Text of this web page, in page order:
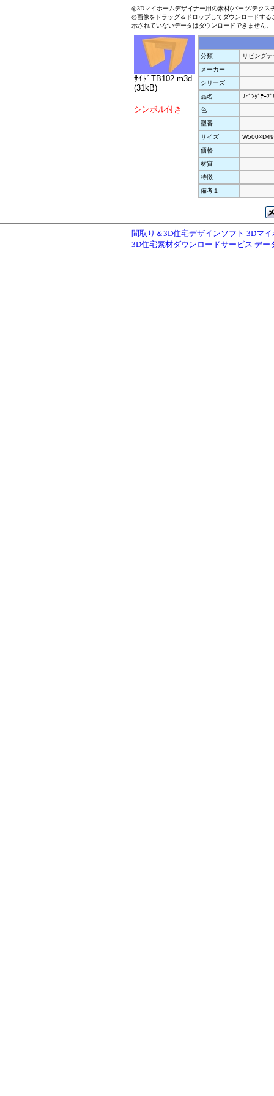
◎3Dマイホームデザイナー用の素材(パーツ/テクス
◎画像をドラッグ＆ドロップしてダウンロードす
示されていないデータはダウンロードできません。
ｻｲﾄﾞTB102.m3d
(31kB)
シンボル付き
分類
リビング
メーカー
シリーズ
品名
ﾘﾋﾞﾝｸﾞﾃｰﾌﾞ
色
型番
サイズ
価格
材質
特徴
備考１
間取り＆3D住宅デザインソフト 3Dマ
3D住宅素材ダウンロードサービス デー